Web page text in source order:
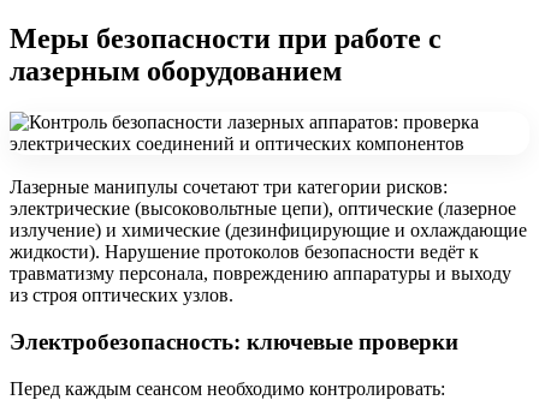
Меры безопасности при работе с
лазерным оборудованием
Лазерные манипулы сочетают три категории рисков:
электрические (высоковольтные цепи), оптические (лазерное
излучение) и химические (дезинфицирующие и охлаждающие
жидкости). Нарушение протоколов безопасности ведёт к
травматизму персонала, повреждению аппаратуры и выходу
из строя оптических узлов.
Электробезопасность: ключевые проверки
Перед каждым сеансом необходимо контролировать: